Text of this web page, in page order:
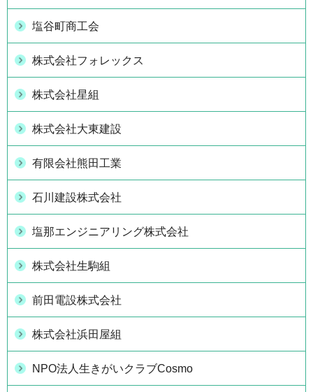
塩谷町商工会
株式会社フォレックス
株式会社星組
株式会社大東建設
有限会社熊田工業
石川建設株式会社
塩那エンジニアリング株式会社
株式会社生駒組
前田電設株式会社
株式会社浜田屋組
NPO法人生きがいクラブCosmo